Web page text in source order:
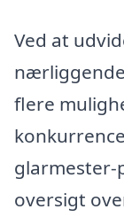
Ved at
flere
glarmester-
oversigt